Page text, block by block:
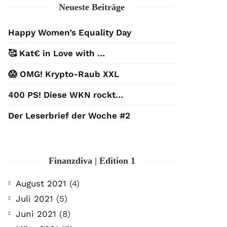
Neueste Beiträge
Happy Women’s Equality Day
🥰 Kat€ in Love with …
😱 OMG! Krypto-Raub XXL
400 PS! Diese WKN rockt…
Der Leserbrief der Woche #2
Finanzdiva | Edition 1
August 2021 (4)
Juli 2021 (5)
Juni 2021 (8)